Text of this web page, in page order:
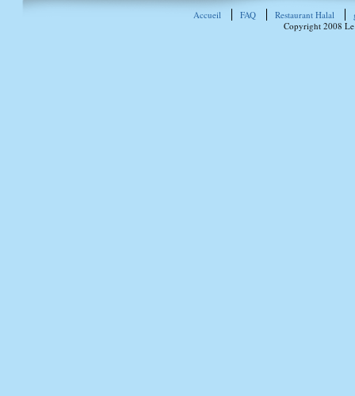
Accueil FAQ Restaurant Halal
Copyright 2008